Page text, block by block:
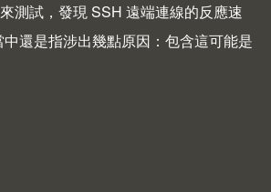
來測試，發現 SSH 遠端連線的反應速
還是指涉出幾點原因：包含這可能是